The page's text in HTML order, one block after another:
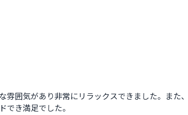
囲気があり非常にリラックスできました。また
き満足でした。